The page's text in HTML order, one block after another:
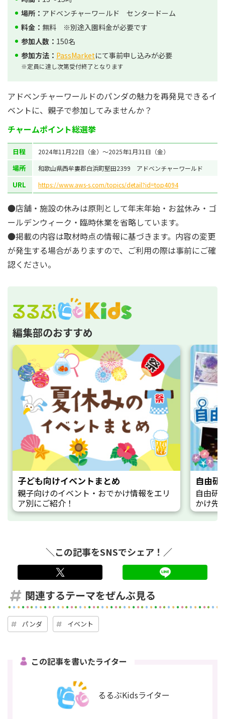
場所： アドベンチャーワールド センタードーム
料金： 無料 ※別途入園料金が必要です
参加人数： 150名
参加方法： PassMarketにて事前申し込みが必要
※定員に達し次第受付終了となります
アドベンチャーワールドのパンダの魅力を再発見できるイ
ベントに、親子で参加してみませんか？
チャームポイント総選挙
日程 2024年11月22日（金）～2025年1月31日（金）
場所 和歌山県西牟婁郡白浜町堅田2399 アドベンチャーワールド
URL https://www.aws-s.com/topics/detail?id=top4094
●店舗・施設の休みは原則として年末年始・お盆休み・ゴ
ールデンウィーク・臨時休業を省略しています。
●掲載の内容は取材時点の情報に基づきます。内容の変更
が発生する場合がありますので、ご利用の際は事前にご確
認ください。
編集部のおすすめ
子ども向けイベントまとめ
親子向けのイベント・おでかけ情報をエリ
ア別にご紹介！
自由研
自由研
かけ先
＼この記事をSNSでシェア！／
関連するテーマをぜんぶ見る
パンダ イベント
この記事を書いたライター
るるぶKidsライター